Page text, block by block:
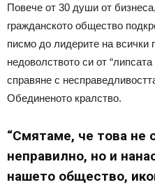
Повече от 30 души от
гражданското общество
писмо до лидерите на всички
недоволството си от
справяне с
Обединеното кралство.
“Смятаме, че това не
неправилно, но и
нашето общество,